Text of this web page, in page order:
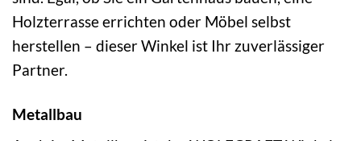
Holzterrasse errichten oder Möbel selbst
herstellen – dieser Winkel ist Ihr zuverlässiger
Partner.
Metallbau